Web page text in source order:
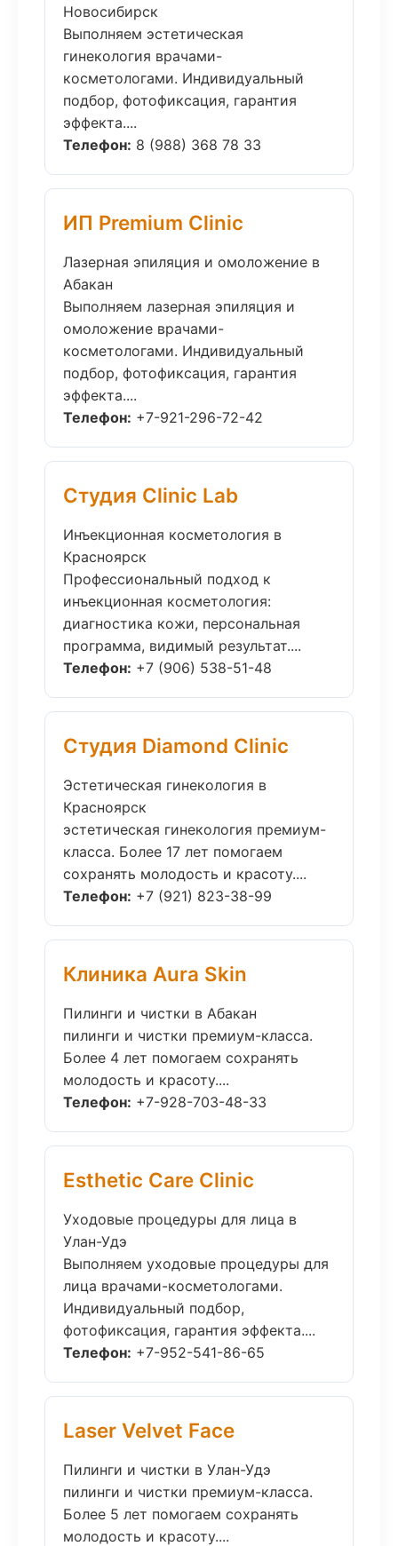
Новосибирск
Выполняем эстетическая
гинекология врачами-
косметологами. Индивидуальный
подбор, фотофиксация, гарантия
эффекта....
Телефон: 8 (988) 368 78 33
ИП Premium Clinic
Лазерная эпиляция и омоложение в
Абакан
Выполняем лазерная эпиляция и
омоложение врачами-
косметологами. Индивидуальный
подбор, фотофиксация, гарантия
эффекта....
Телефон: +7-921-296-72-42
Студия Clinic Lab
Инъекционная косметология в
Красноярск
Профессиональный подход к
инъекционная косметология:
диагностика кожи, персональная
программа, видимый результат....
Телефон: +7 (906) 538-51-48
Студия Diamond Clinic
Эстетическая гинекология в
Красноярск
эстетическая гинекология премиум-
класса. Более 17 лет помогаем
сохранять молодость и красоту....
Телефон: +7 (921) 823-38-99
Клиника Aura Skin
Пилинги и чистки в Абакан
пилинги и чистки премиум-класса.
Более 4 лет помогаем сохранять
молодость и красоту....
Телефон: +7-928-703-48-33
Esthetic Care Clinic
Уходовые процедуры для лица в
Улан-Удэ
Выполняем уходовые процедуры для
лица врачами-косметологами.
Индивидуальный подбор,
фотофиксация, гарантия эффекта....
Телефон: +7-952-541-86-65
Laser Velvet Face
Пилинги и чистки в Улан-Удэ
пилинги и чистки премиум-класса.
Более 5 лет помогаем сохранять
молодость и красоту....